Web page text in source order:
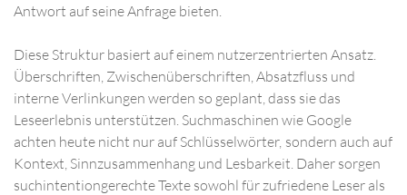
Antwort auf seine Anfrage bieten.
Diese Struktur basiert auf einem nutzerzentrierten Ansatz.
Überschriften, Zwischenüberschriften, Absatzfluss und
interne Verlinkungen werden so geplant, dass sie das
Leseerlebnis unterstützen. Suchmaschinen wie Google
achten heute nicht nur auf Schlüsselwörter, sondern auch auf
Kontext, Sinnzusammenhang und Lesbarkeit. Daher sorgen
suchintentiongerechte Texte sowohl für zufriedene Leser als